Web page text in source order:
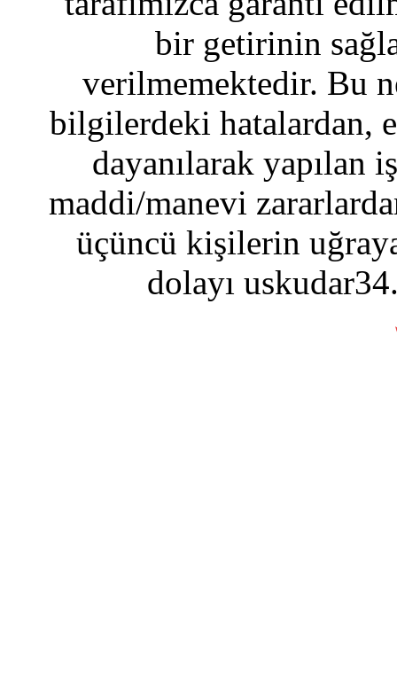
bir getirinin
verilmemektedir. Bu
bilgilerdeki hatalardan,
dayanılarak yapılan
maddi/manevi
üçüncü kişilerin
dolayı